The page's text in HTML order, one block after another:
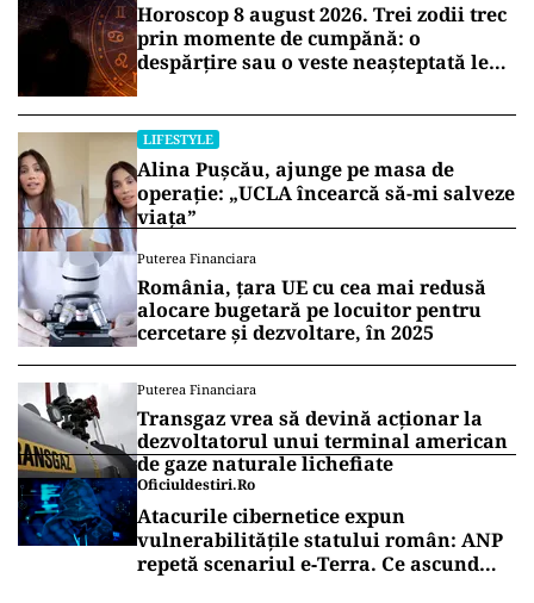
Horoscop 8 august 2026. Trei zodii trec
prin momente de cumpănă: o
despărțire sau o veste neașteptată le
LIFESTYLE
Alina Pușcău, ajunge pe masa de
operație: „UCLA încearcă să-mi salveze
viața”
Puterea Financiara
România, țara UE cu cea mai redusă
alocare bugetară pe locuitor pentru
cercetare și dezvoltare, în 2025
Puterea Financiara
Transgaz vrea să devină acționar la
dezvoltatorul unui terminal american
de gaze naturale lichefiate
Oficiuldestiri.ro
Atacurile cibernetice expun
vulnerabilitățile statului român: ANP
repetă scenariul e‑Terra. Ce ascund